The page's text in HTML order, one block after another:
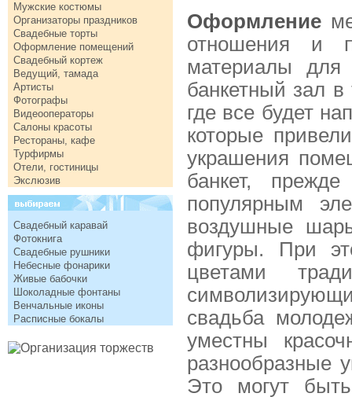
Мужские костюмы
Организаторы праздников
Свадебные торты
Оформление помещений
Свадебный кортеж
Ведущий, тамада
Артисты
Фотографы
Видеооператоры
Салоны красоты
Рестораны, кафе
Турфирмы
Отели, гостиницы
Экслюзив
Свадебный каравай
Фотокнига
Свадебные рушники
Небесные фонарики
Живые бабочки
Шоколадные фонтаны
Венчальные иконы
Расписные бокалы
Оформление
отношения и
материалы для
банкетный зал в
где все будет
которые
украшения
банкет,
популярным
воздушные
фигуры. При
цветами
свадьба
уместны
разнообразные
Это могут